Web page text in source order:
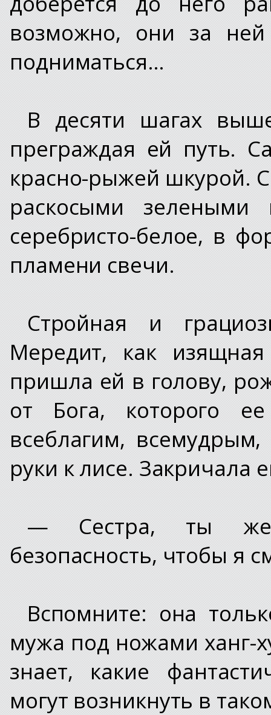
возможно, они за
подниматься…
В десяти шагах
преграждая ей путь.
красно-рыжей шкурой.
раскосыми зелеными
серебристо-белое, в
пламени свечи.
Стройная и
Мередит, как
пришла ей в голову,
от Бога, которого
всеблагим,
руки к лисе. Закричала
— Сестра, ты
безопасность, чтобы я
Вспомните: она
мужа под ножами ханг-
знает, какие
могут возникнуть в